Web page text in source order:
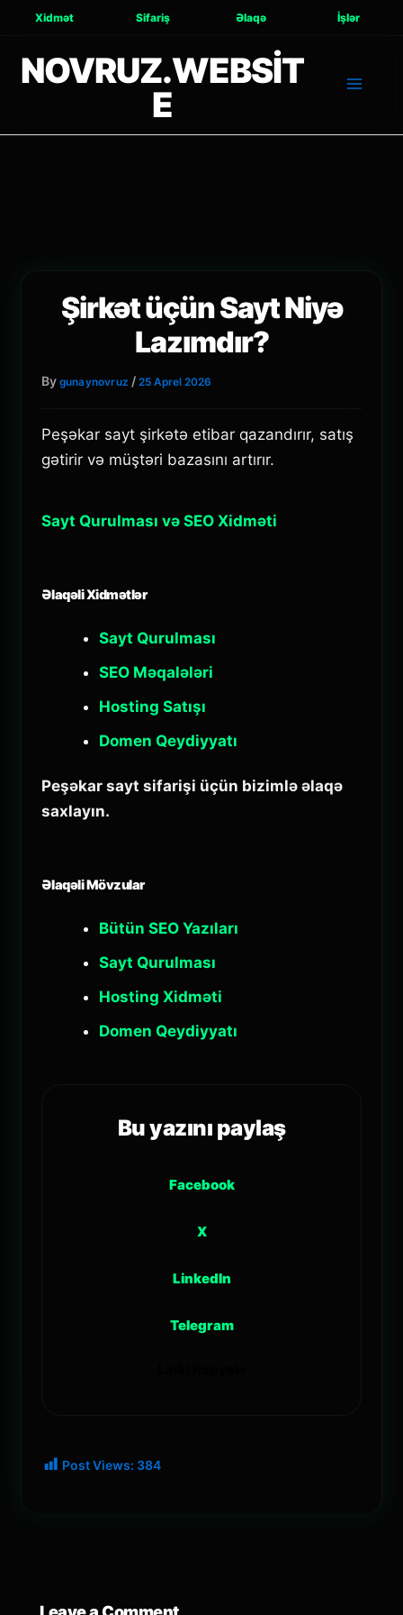
Xidmət Sifariş Əlaqə İşlər
NOVRUZ.WEBSIT
E
Şirkət üçün Sayt Niyə
Lazımdır?
By gunaynovruz /25 Aprel 2026
Peşəkar sayt şirkətə etibar qazandırır, satış
gətirir və müştəri bazasını artırır.
Sayt Qurulması və SEO Xidməti
Əlaqəli Xidmətlər
Sayt Qurulması
SEO Məqalələri
Hosting Satışı
Domen Qeydiyyatı
Peşəkar sayt sifarişi üçün bizimlə əlaqə
saxlayın.
Əlaqəli Mövzular
Bütün SEO Yazıları
Sayt Qurulması
Hosting Xidməti
Domen Qeydiyyatı
Bu yazını paylaş
Facebook
X
LinkedIn
Telegram
Post Views: 384